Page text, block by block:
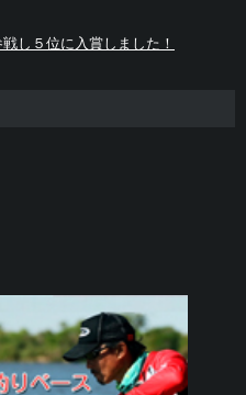
し５位に入賞しました！